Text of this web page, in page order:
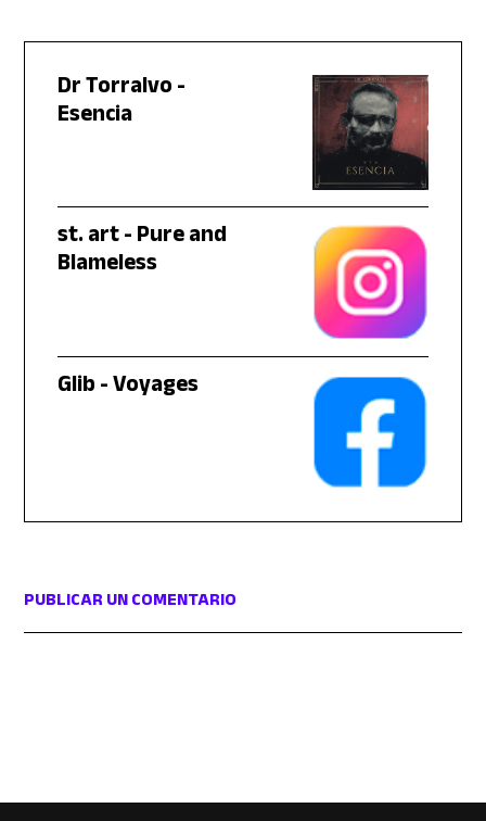
Dr Torralvo -
Esencia
st. art - Pure and
Blameless
Glib - Voyages
PUBLICAR UN COMENTARIO